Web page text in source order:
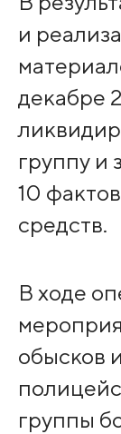
и
декабре
группу и
10
средств.
В ходе
обысков
группы